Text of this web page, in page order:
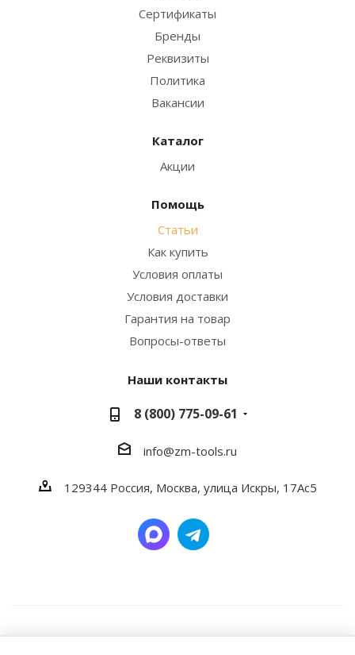
Сертификаты
Бренды
Реквизиты
Политика
Вакансии
Каталог
Акции
Помощь
Статьи
Как купить
Условия оплаты
Условия доставки
Гарантия на товар
Вопросы-ответы
Наши контакты
8 (800) 775-09-61
info@zm-tools.ru
129344 Россия, Москва, улица Искры, 17Ас5